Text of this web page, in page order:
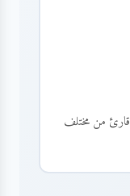
استمع للقرآن الكريم بصوت أكثر من 200 قارئ من مختلف